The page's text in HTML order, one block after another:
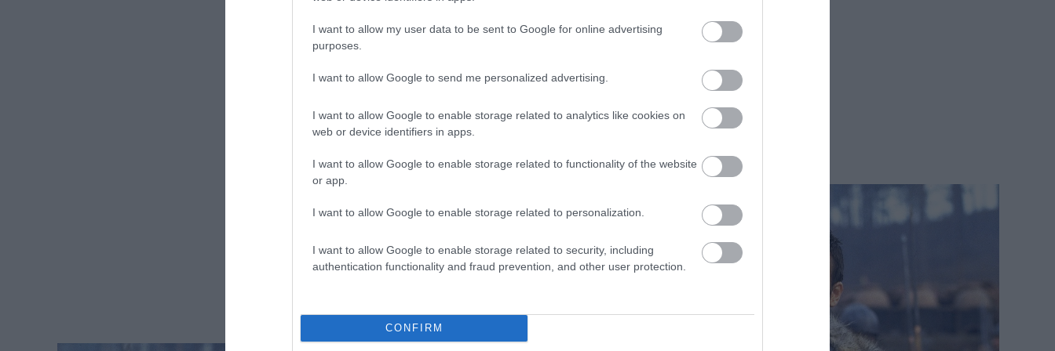
I want to allow my user data to be sent to Google for online advertising
purposes.
I want to allow Google to send me personalized advertising.
I want to allow Google to enable storage related to analytics like cookies on
web or device identifiers in apps.
I want to allow Google to enable storage related to functionality of the website
or app.
I want to allow Google to enable storage related to personalization.
I want to allow Google to enable storage related to security, including
authentication functionality and fraud prevention, and other user protection.
CONFIRM